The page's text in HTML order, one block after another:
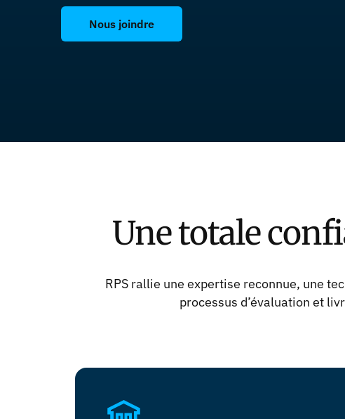
Nous joindre
Une totale
RPS rallie une expertise reconnue, une
processus d’évaluation et